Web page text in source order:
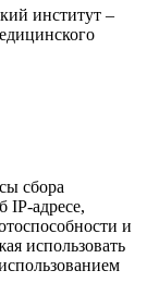
институт –
сбора
IP-адресе,
и
использовать